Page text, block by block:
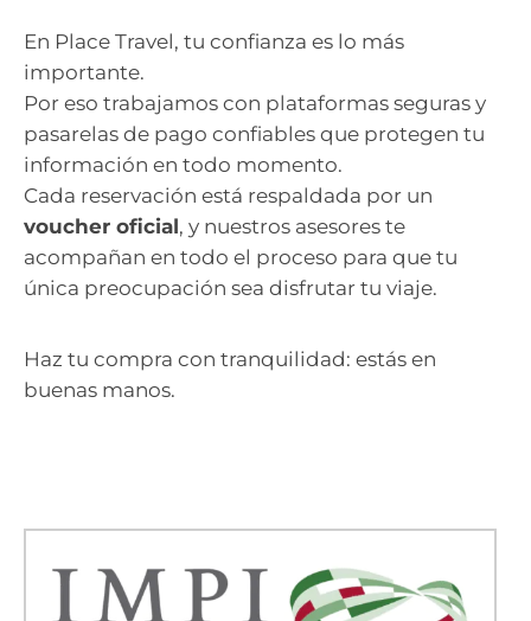
En Place Travel, tu confianza es lo más
importante.
Por eso trabajamos con plataformas seguras y
pasarelas de pago confiables que protegen tu
información en todo momento.
Cada reservación está respaldada por un
voucher oficial, y nuestros asesores te
acompañan en todo el proceso para que tu
única preocupación sea disfrutar tu viaje.
Haz tu compra con tranquilidad: estás en
buenas manos.